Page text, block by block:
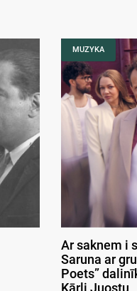
MUZYKA
Ar saknem i
Saruna ar
Poets”
Kārli Juostu